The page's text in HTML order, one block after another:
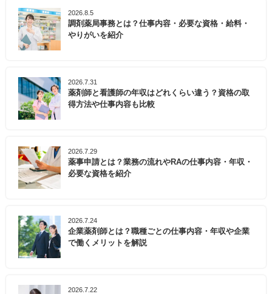
2026.8.5
調剤薬局事務とは？仕事内容・必要な資格・給料・
やりがいを紹介
2026.7.31
薬剤師と看護師の年収はどれくらい違う？資格の取
得方法や仕事内容も比較
2026.7.29
薬事申請とは？業務の流れやRAの仕事内容・年収・
必要な資格を紹介
2026.7.24
企業薬剤師とは？職種ごとの仕事内容・年収や企業
で働くメリットを解説
2026.7.22